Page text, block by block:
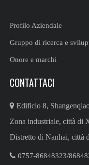
Profilo Aziendale
Gruppo di ricerca e
Onore e marchi
CONTATTACI
 Edificio 8,
Zona industriale, città di
Distretto di Nanhai, città
 0757-86848323/